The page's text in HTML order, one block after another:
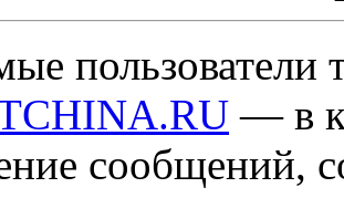
пользователи
— в
сообщений,